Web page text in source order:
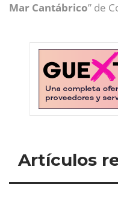
Mar Cantábrico” de
Artículos